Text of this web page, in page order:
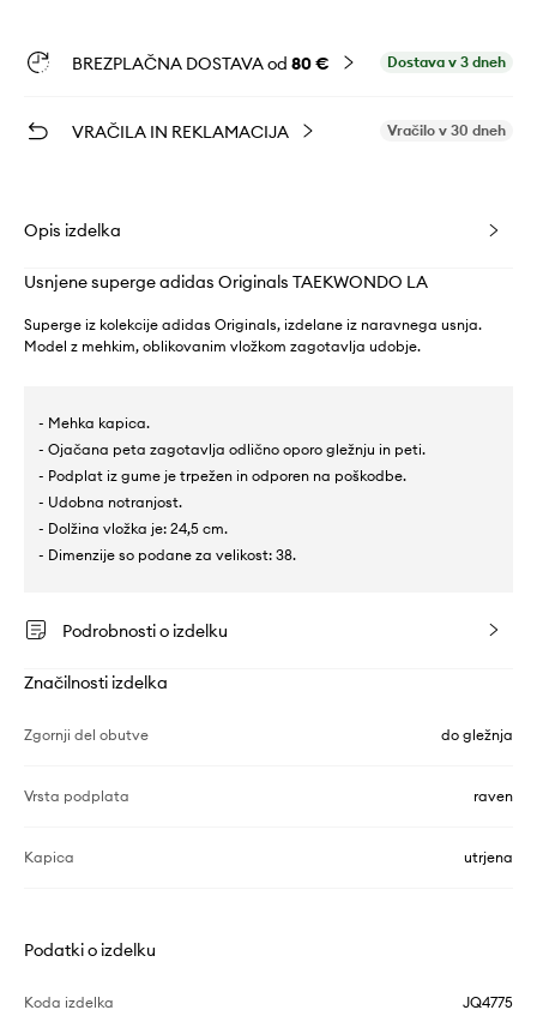
BREZPLAČNA DOSTAVA od 80 € Dostava v 3 dneh
VRAČILA IN REKLAMACIJA Vračilo v 30 dneh
Opis izdelka
Usnjene superge adidas Originals TAEKWONDO LA
Superge iz kolekcije adidas Originals, izdelane iz naravnega usnja.
Model z mehkim, oblikovanim vložkom zagotavlja udobje.
- Mehka kapica.
- Ojačana peta zagotavlja odlično oporo gležnju in peti.
- Podplat iz gume je trpežen in odporen na poškodbe.
- Udobna notranjost.
- Dolžina vložka je: 24,5 cm.
- Dimenzije so podane za velikost: 38.
Podrobnosti o izdelku
Značilnosti izdelka
Zgornji del obutve do gležnja
Vrsta podplata raven
Kapica utrjena
Podatki o izdelku
Koda izdelka JQ4775